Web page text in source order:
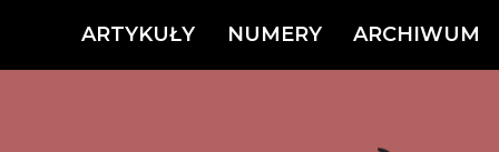
ARTYKUŁY NUMERY ARCHIWUM